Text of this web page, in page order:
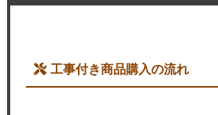
工事付き商品購入の流れ